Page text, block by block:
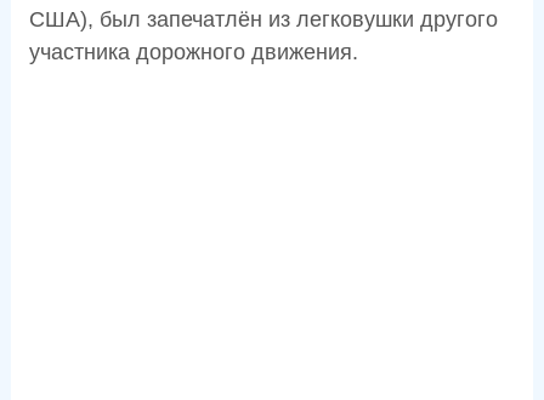
США), был запечатлён из легковушки другого
участника дорожного движения.